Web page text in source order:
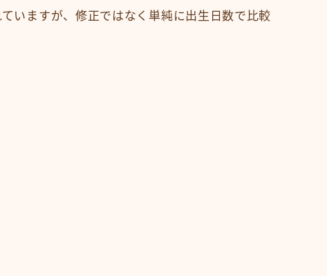
いますが、修正ではなく単純に出生日数で比較